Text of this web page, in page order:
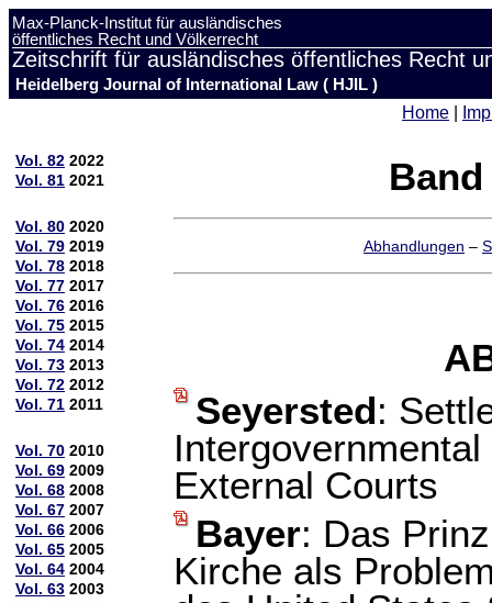
Max-Planck-Institut für ausländisches
öffentliches Recht und Völkerrecht
Zeitschrift für ausländisches öffentliches Recht
Heidelberg Journal of International Law ( HJIL )
Home
Vol. 82 2022
Vol. 81 2021
Vol. 80 2020
Vol. 79 2019
Vol. 78 2018
Vol. 77 2017
Vol. 76 2016
Vol. 75 2015
Vol. 74 2014
Vol. 73 2013
Vol. 72 2012
Vol. 71 2011
Vol. 70 2010
Vol. 69 2009
Vol. 68 2008
Vol. 67 2007
Vol. 66 2006
Vol. 65 2005
Vol. 64 2004
Vol. 63 2003
Band
Abhandlungen –
Seyersted:
External Courts
Bayer: Das
Kirche als